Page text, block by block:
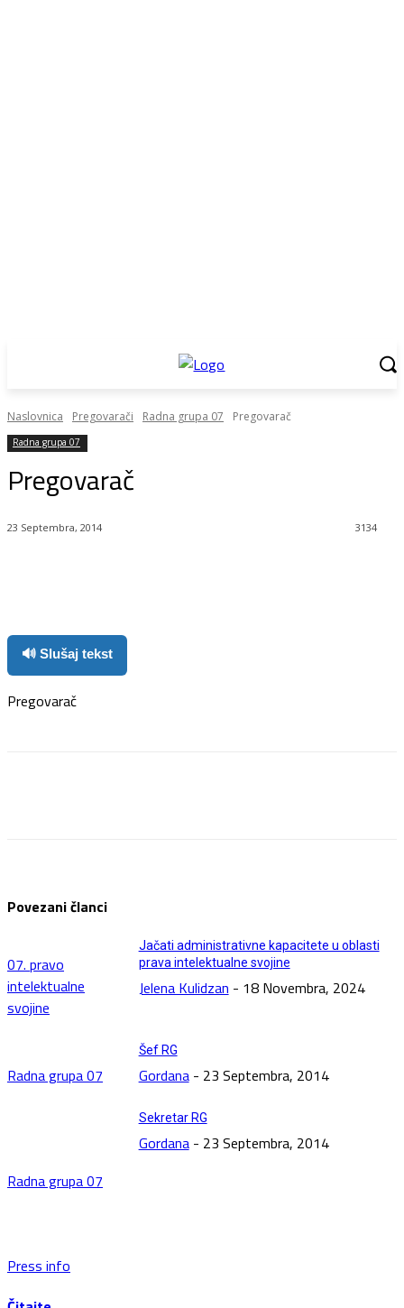
Naslovnica Pregovarači Radna grupa 07 Pregovarač
Radna grupa 07
Pregovarač
23 Septembra, 2014 3134
🔊 Slušaj tekst
Pregovarač
Povezani članci
07. pravo
intelektualne
svojine
Jačati administrativne kapacitete u oblasti
prava intelektualne svojine
Jelena Kulidzan - 18 Novembra, 2024
Radna grupa 07
Šef RG
Gordana - 23 Septembra, 2014
Radna grupa 07
Sekretar RG
Gordana - 23 Septembra, 2014
Press info